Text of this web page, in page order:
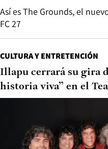
Así es The Grounds, el
FC 27
CULTURA Y ENTRETENCIÓN
Illapu cerrará su gira
historia viva” en el